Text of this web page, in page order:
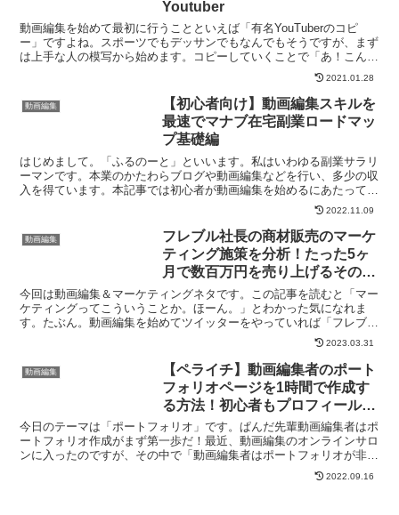
Youtuber
動画編集を始めて最初に行うことといえば「有名YouTuberのコピ
ー」ですよね。スポーツでもデッサンでもなんでもそうですが、まず
は上手な人の模写から始めます。コピーしていくことで「あ！こんな
ふうに編集するんだ！」とスキルが身についていきます...
2021.01.28
動画編集
【初心者向け】動画編集スキルを
最速でマナブ在宅副業ロードマッ
プ基礎編
はじめまして。「ふるのーと」といいます。私はいわゆる副業サラリ
ーマンです。本業のかたわらブログや動画編集などを行い、多少の収
入を得ています。本記事では初心者が動画編集を始めるにあたって気
になる点を紹介していきます動画編集初心者のよくある疑問...2022.11.09
動画編集
フレブル社長の商材販売のマーケ
ティング施策を分析！たった5ヶ
月で数百万円を売り上げるその手
法とは！？ #TubeEdit
今回は動画編集＆マーケティングネタです。この記事を読むと「マー
ケティングってこういうことか。ほーん。」とわかった気になれま
す。たぶん。動画編集を始めてツイッターをやっていれば「フレブル
2023.03.31
動画編集
【ペライチ】動画編集者のポート
フォリオページを1時間で作成す
る方法！初心者もプロフィールペ
ージを作ろう！
今日のテーマは「ポートフォリオ」です。ぱんだ先輩動画編集者はポ
ートフォリオ作成がまず第一歩だ！最近、動画編集のオンラインサロ
ンに入ったのですが、その中で「動画編集者はポートフォリオが非常
に重要だ」という話が出ていました。そこで、この「ぽーと...2022.09.16